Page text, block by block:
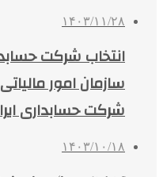
۱۴۰۳/۱۱/۲۸
انتخاب شرکت
سازمان امور
شرکت حسابداری
۱۴۰۳/۱۰/۱۸